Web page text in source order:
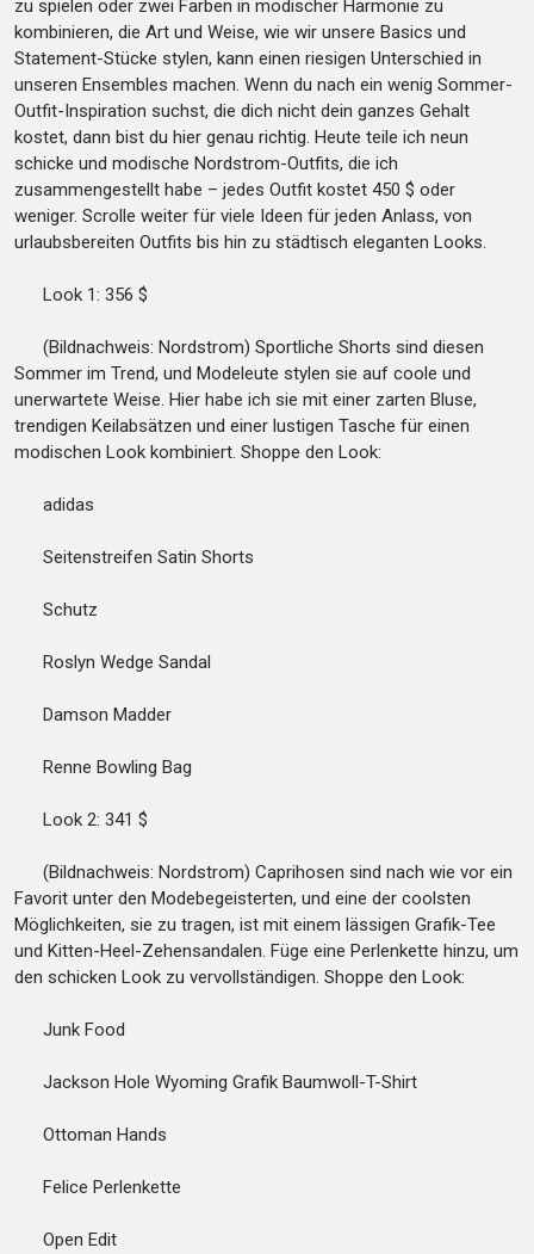
zu spielen oder zwei Farben in modischer Harmonie zu
kombinieren, die Art und Weise, wie wir unsere Basics und
Statement-Stücke stylen, kann einen riesigen Unterschied in
unseren Ensembles machen. Wenn du nach ein wenig Sommer-
Outfit-Inspiration suchst, die dich nicht dein ganzes Gehalt
kostet, dann bist du hier genau richtig. Heute teile ich neun
schicke und modische Nordstrom-Outfits, die ich
zusammengestellt habe – jedes Outfit kostet 450 $ oder
weniger. Scrolle weiter für viele Ideen für jeden Anlass, von
urlaubsbereiten Outfits bis hin zu städtisch eleganten Looks.
Look 1: 356 $
(Bildnachweis: Nordstrom) Sportliche Shorts sind diesen
Sommer im Trend, und Modeleute stylen sie auf coole und
unerwartete Weise. Hier habe ich sie mit einer zarten Bluse,
trendigen Keilabsätzen und einer lustigen Tasche für einen
modischen Look kombiniert. Shoppe den Look:
adidas
Seitenstreifen Satin Shorts
Schutz
Roslyn Wedge Sandal
Damson Madder
Renne Bowling Bag
Look 2: 341 $
(Bildnachweis: Nordstrom) Caprihosen sind nach wie vor ein
Favorit unter den Modebegeisterten, und eine der coolsten
Möglichkeiten, sie zu tragen, ist mit einem lässigen Grafik-Tee
und Kitten-Heel-Zehensandalen. Füge eine Perlenkette hinzu, um
den schicken Look zu vervollständigen. Shoppe den Look:
Junk Food
Jackson Hole Wyoming Grafik Baumwoll-T-Shirt
Ottoman Hands
Felice Perlenkette
Open Edit